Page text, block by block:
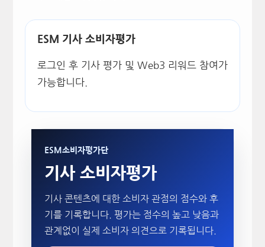
ESM 기사 소비자평가
로그인 후 기사 평가 및 Web3 리워드 참여가
가능합니다.
ESM소비자평가단
기사 소비자평가
기사 콘텐츠에 대한 소비자 관점의 점수와 후
기를 기록합니다. 평가는 점수의 높고 낮음과
관계없이 실제 소비자 의견으로 기록됩니다.